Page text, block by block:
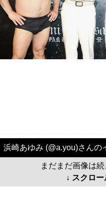
浜崎あゆみ (@a.you)さんの
まだまだ画像は
↓ スクロ